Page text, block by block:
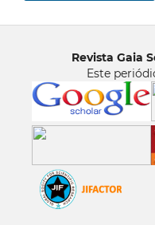
Revista Gaia
Este